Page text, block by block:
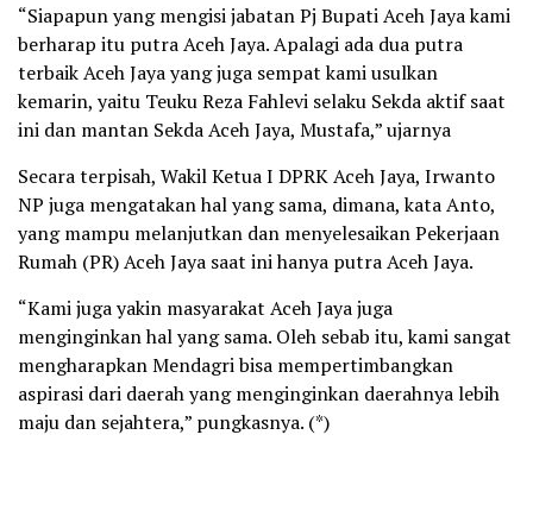
“Siapapun yang mengisi jabatan Pj Bupati Aceh Jaya kami
berharap itu putra Aceh Jaya. Apalagi ada dua putra
terbaik Aceh Jaya yang juga sempat kami usulkan
kemarin, yaitu Teuku Reza Fahlevi selaku Sekda aktif saat
ini dan mantan Sekda Aceh Jaya, Mustafa,” ujarnya
Secara terpisah, Wakil Ketua I DPRK Aceh Jaya, Irwanto
NP juga mengatakan hal yang sama, dimana, kata Anto,
yang mampu melanjutkan dan menyelesaikan Pekerjaan
Rumah (PR) Aceh Jaya saat ini hanya putra Aceh Jaya.
“Kami juga yakin masyarakat Aceh Jaya juga
menginginkan hal yang sama. Oleh sebab itu, kami sangat
mengharapkan Mendagri bisa mempertimbangkan
aspirasi dari daerah yang menginginkan daerahnya lebih
maju dan sejahtera,” pungkasnya. (*)